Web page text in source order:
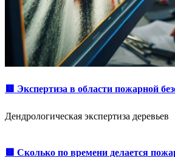
🟥 Экспертиза в области пожарной
Дендрологическая экспертиза деревьев
🟥 Сколько по времени делается